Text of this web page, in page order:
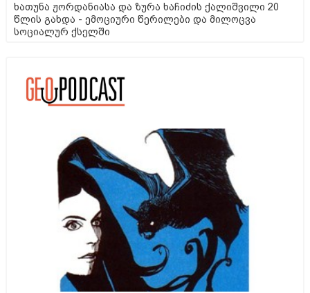
ხათუნა ჟორდანიასა და ზურა ხაჩიძის ქალიშვილი 20
წლის გახდა - ემოციური წერილები და მილოცვა
სოციალურ ქსელში